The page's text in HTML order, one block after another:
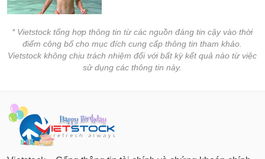
* Vietstock tổng hợp thông tin từ các nguồn đáng tin cậy vào thời
điểm công bố cho mục đích cung cấp thông tin tham khảo.
Vietstock không chịu trách nhiệm đối với bất kỳ kết quả nào từ việc
sử dụng các thông tin này.